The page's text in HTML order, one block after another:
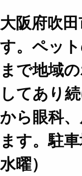
大阪府吹
す。ペッ
まで地域
してあり
から眼科
ます。駐
水曜）